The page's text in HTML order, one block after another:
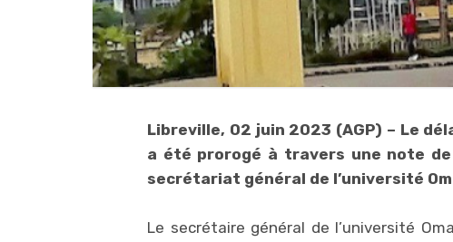
Libreville, 02 juin 2023 (AGP) – Le
a été prorogé à travers une note
secrétariat général de l’université
Le secrétaire général de l’université